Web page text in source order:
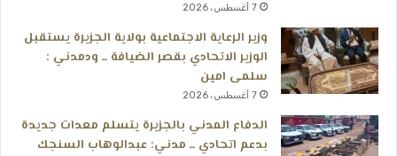
7 أغسطس، 2026
وزير الرعاية الاجتماعية بولاية الجزيرة يستقبل
الوزير الاتحادي بقصر الضيافة ــ ودمدني :
سلمى امين
7 أغسطس، 2026
الدفاع المدني بالجزيرة يتسلم معدات جديدة
بدعم اتحادي ــ مدني: عبدالوهاب السنجك